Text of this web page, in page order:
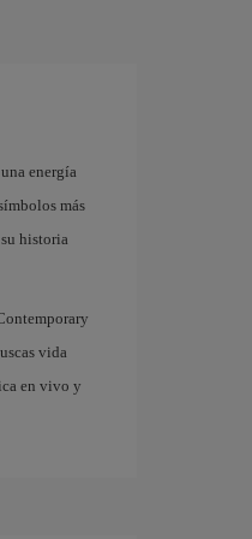
energía
más
historia
vida
en vivo y